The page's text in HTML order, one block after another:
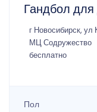
Гандбол для
г Новосибирск, ул
МЦ Содружество
бесплатно
Пол